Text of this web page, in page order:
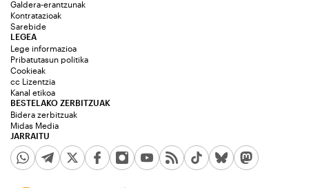
Galdera-erantzunak
Kontratazioak
Sarebide
JARRAITU
LEGEA
Lege informazioa
Pribatutasun politika
Cookieak
cc Lizentzia
Kanal etikoa
BESTELAKO ZERBITZUAK
Bidera zerbitzuak
Midas Media